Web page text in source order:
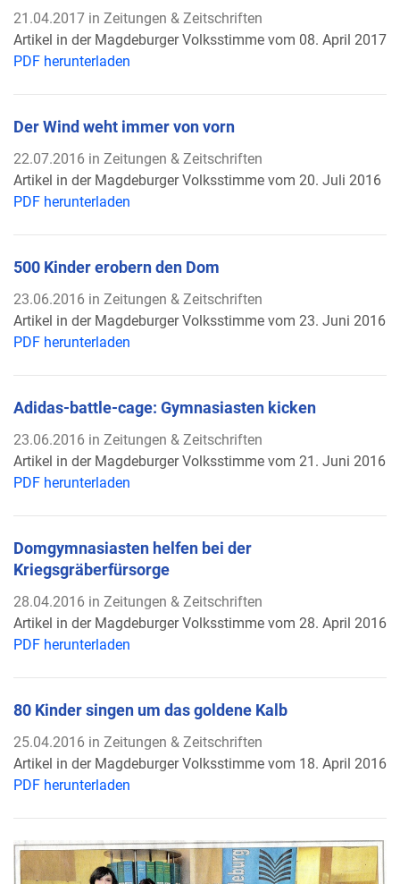
21.04.2017 in Zeitungen & Zeitschriften
Artikel in der Magdeburger Volksstimme vom 08. April 2017
PDF herunterladen
Der Wind weht immer von vorn
22.07.2016 in Zeitungen & Zeitschriften
Artikel in der Magdeburger Volksstimme vom 20. Juli 2016
PDF herunterladen
500 Kinder erobern den Dom
23.06.2016 in Zeitungen & Zeitschriften
Artikel in der Magdeburger Volksstimme vom 23. Juni 2016
PDF herunterladen
Adidas-battle-cage: Gymnasiasten kicken
23.06.2016 in Zeitungen & Zeitschriften
Artikel in der Magdeburger Volksstimme vom 21. Juni 2016
PDF herunterladen
Domgymnasiasten helfen bei der
Kriegsgräberfürsorge
28.04.2016 in Zeitungen & Zeitschriften
Artikel in der Magdeburger Volksstimme vom 28. April 2016
PDF herunterladen
80 Kinder singen um das goldene Kalb
25.04.2016 in Zeitungen & Zeitschriften
Artikel in der Magdeburger Volksstimme vom 18. April 2016
PDF herunterladen